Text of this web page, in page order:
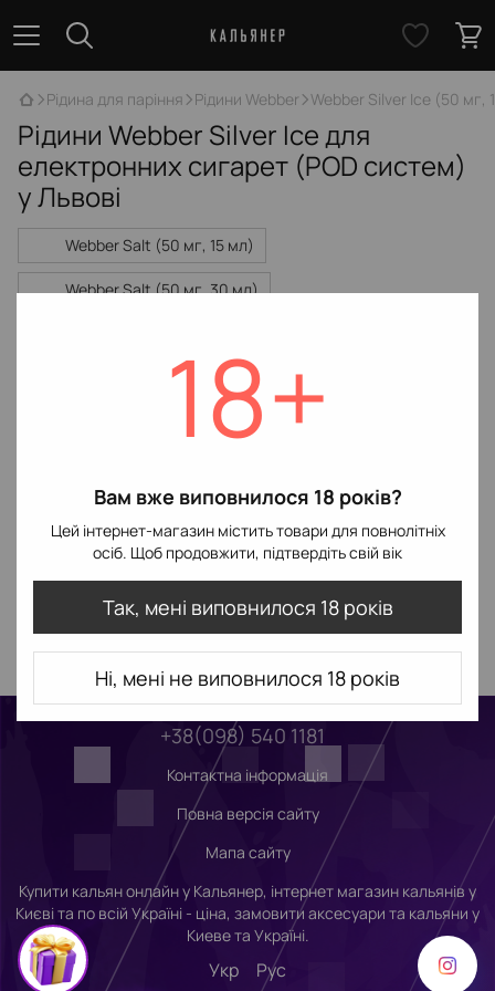
18+
Вам вже виповнилося 18 років?
Цей інтернет-магазин містить товари для повнолітніх
осіб. Щоб продовжити, підтвердіть свій вік
Так, мені виповнилося 18 років
Ні, мені не виповнилося 18 років
Рідина для паріння Рідини Webber Webber Silver Ice (50 мг,
Рідини Webber Silver Ice для
електронних сигарет (POD систем)
у Львові
Webber Salt (50 мг, 15 мл)
Webber Salt (50 мг, 30 мл)
Webber Silver Ice (50 мг, 30 мл)
+38(098) 540 1181
Контактна інформація
Повна версія сайту
Мапа сайту
Купити кальян онлайн у Кальянер, інтернет магазин кальянів у
Києві та по всій Україні - ціна, замовити аксесуари та кальяни у
Киеве та Україні.
Укр Рус